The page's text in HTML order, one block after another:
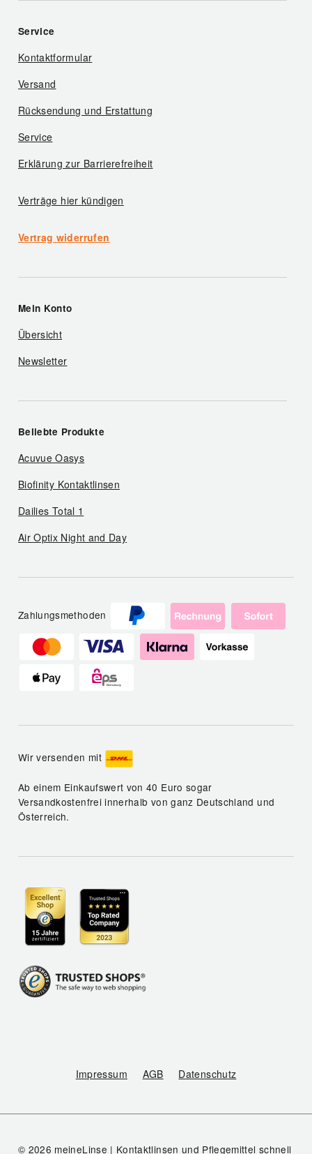
Service
Kontaktformular
Versand
Rücksendung und Erstattung
Service
Erklärung zur Barrierefreiheit
Verträge hier kündigen
Vertrag widerrufen
Mein Konto
Übersicht
Newsletter
Beliebte Produkte
Acuvue Oasys
Biofinity Kontaktlinsen
Dailies Total 1
Air Optix Night and Day
Zahlungsmethoden
Wir versenden mit
Ab einem Einkaufswert von 40 Euro sogar
Versandkostenfrei innerhalb von ganz Deutschland und
Österreich.
Impressum AGB Datenschutz
© 2026 meineLinse | Kontaktlinsen und Pflegemittel schnell